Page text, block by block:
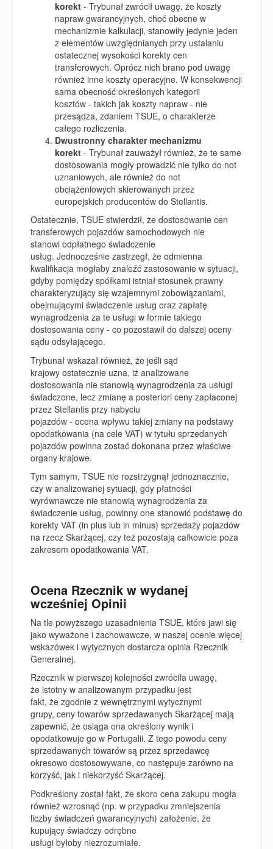
korekt - Trybunał zwrócił uwagę, że koszty
napraw gwarancyjnych, choć obecne w
mechanizmie kalkulacji, stanowiły jedynie jeden
z elementów uwzględnianych przy ustalaniu
ostatecznej wysokości korekty cen
transferowych. Oprócz nich brano pod uwagę
również inne koszty operacyjne. W konsekwencji
sama obecność określonych kategorii
kosztów - takich jak koszty napraw - nie
przesądza, zdaniem TSUE, o charakterze
całego rozliczenia.
Dwustronny charakter mechanizmu
korekt - Trybunał zauważył również, że te same
dostosowania mogły prowadzić nie tylko do not
uznaniowych, ale również do not
obciążeniowych skierowanych przez
europejskich producentów do Stellantis.
Ostatecznie, TSUE stwierdził, że dostosowanie cen
transferowych pojazdów samochodowych nie
stanowi odpłatnego świadczenie
usług. Jednocześnie zastrzegł, że odmienna
kwalifikacja mogłaby znaleźć zastosowanie w sytuacji,
gdyby pomiędzy spółkami istniał stosunek prawny
charakteryzujący się wzajemnymi zobowiązaniami,
obejmującymi świadczenie usług oraz zapłatę
wynagrodzenia za te usługi w formie takiego
dostosowania ceny - co pozostawił do dalszej oceny
sądu odsyłającego.
Trybunał wskazał również, że jeśli sąd
krajowy ostatecznie uzna, iż analizowane
dostosowania nie stanowią wynagrodzenia za usługi
świadczone, lecz zmianę a posteriori ceny zapłaconej
przez Stellantis przy nabyciu
pojazdów - ocena wpływu takiej zmiany na podstawy
opodatkowania (na cele VAT) w tytułu sprzedanych
pojazdów powinna zostać dokonana przez właściwe
organy krajowe.
Tym samym, TSUE nie rozstrzygnął jednoznacznie,
czy w analizowanej sytuacji, gdy płatności
wyrównawcze nie stanowią wynagrodzenia za
świadczenie usług, powinny one stanowić podstawę do
korekty VAT (in plus lub in minus) sprzedaży pojazdów
na rzecz Skarżącej, czy też pozostają całkowicie poza
zakresem opodatkowania VAT.
Ocena Rzecznik w wydanej
wcześniej Opinii
Na tle powyższego uzasadnienia TSUE, które jawi się
jako wyważone i zachowawcze, w naszej ocenie więcej
wskazówek i wytycznych dostarcza opinia Rzecznik
Generalnej.
Rzecznik w pierwszej kolejności zwróciła uwagę,
że istotny w analizowanym przypadku jest
fakt, że zgodnie z wewnętrznymi wytycznymi
grupy, ceny towarów sprzedawanych Skarżącej mają
zapewnić, że osiąga ona określony wynik i
opodatkowuje go w Portugalii. Z tego powodu ceny
sprzedawanych towarów są przez sprzedawcę
okresowo dostosowywane, co następuje zarówno na
korzyść, jak i niekorzyść Skarżącej.
Podkreślony został fakt, że skoro cena zakupu mogła
również wzrosnąć (np. w przypadku zmniejszenia
liczby świadczeń gwarancyjnych) założenie, że
kupujący świadczy odrębne
usługi byłoby niezrozumiałe.